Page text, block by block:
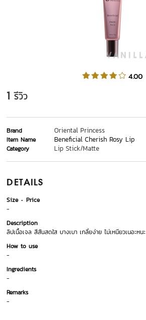
4.00
1 รีวิว
Brand Oriental Princess
Item Name Beneficial Cherish Rosy Lip
Category Lip Stick/Matte
DETAILS
Size
Price
-
Description
ลิปเนื้อเจล สีสันสดใส บางเบา เกลี่ยง่าย ไม่เหนียวเนอะหนะ
How to use
-
Ingredients
-
Remarks
-